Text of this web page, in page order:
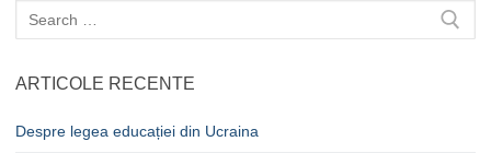
Caută
după:
ARTICOLE RECENTE
Despre legea educației din Ucraina